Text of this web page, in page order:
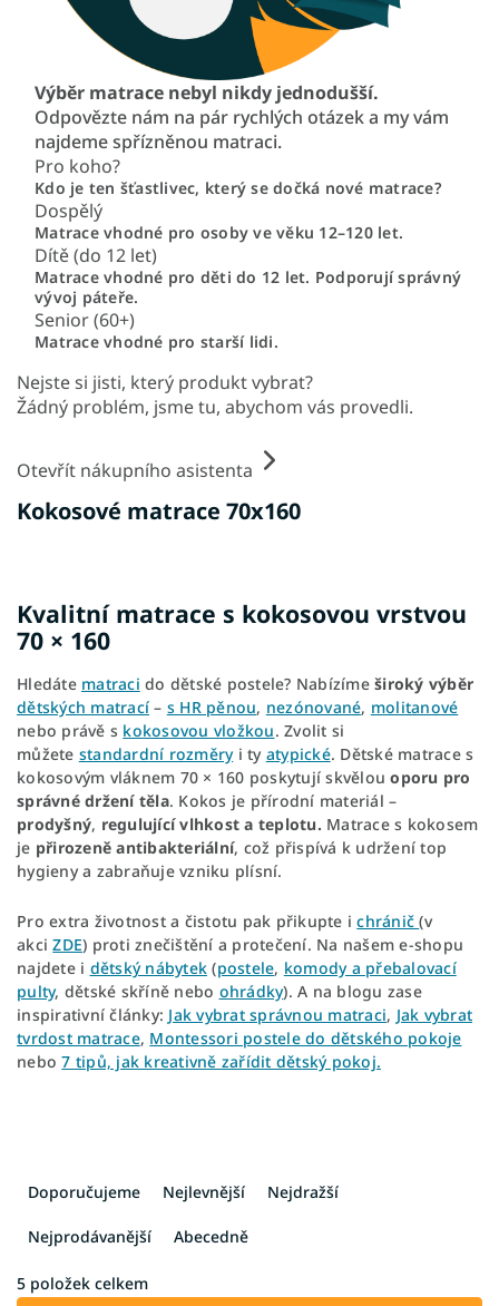
Kokosové matrace 70x160
Výběr matrace nebyl nikdy jednodušší.
Odpovězte nám na pár rychlých otázek a my vám
najdeme spřízněnou matraci.
Pro koho?
Kdo je ten šťastlivec, který se dočká nové matrace?
Dospělý
Matrace vhodné pro osoby ve věku 12–120 let.
Dítě (do 12 let)
Matrace vhodné pro děti do 12 let. Podporují správný
vývoj páteře.
Senior (60+)
Matrace vhodné pro starší lidi.
Nejste si jisti, který produkt vybrat?
Žádný problém, jsme tu, abychom vás provedli.
Otevřít nákupního asistenta
Kvalitní matrace s kokosovou vrstvou
70 × 160
Hledáte matraci do dětské postele? Nabízíme široký výběr
dětských matrací – s HR pěnou, nezónované, molitanové
nebo právě s kokosovou vložkou. Zvolit si
můžete standardní rozměryi ty atypické. Dětské matrace s
kokosovým vláknem 70 × 160 poskytují skvělouoporu pro
správné držení těla. Kokos je přírodní materiál –
prodyšný, regulující vlhkost a teplotu. Matrace s kokosem
je přirozeně antibakteriální, což přispívá k udržení top
hygieny a zabraňuje vzniku plísní.
Pro extra životnost a čistotu pak přikupte ichránič(v
akciZDE) proti znečištění a protečení. Na našem e-shopu
najdete i dětský nábytek (postele, komody a přebalovací
pulty, dětské skříně nebo ohrádky). A na blogu zase
inspirativní články: Jak vybrat správnou matraci, Jak vybrat
tvrdost matrace, Montessori postele do dětského pokoje
nebo7 tipů, jak kreativně zařídit dětský pokoj.
í
Doporučujeme Nejlevnější Nejdražší
Nejprodávanější Abecedně
5 položek celkem